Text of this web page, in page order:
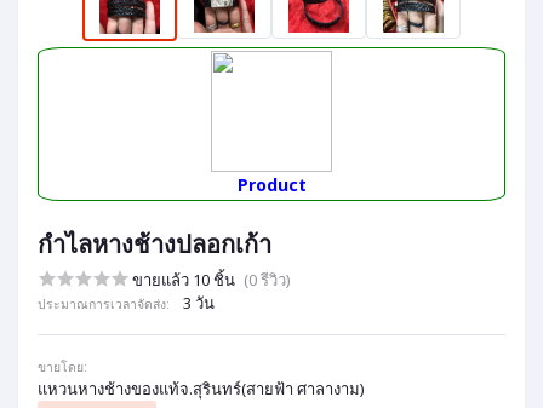
Product
กำไลหางช้างปลอกเก้า
ขายแล้ว 10 ชิ้น (0 รีวิว)
ประมาณการเวลาจัดส่ง: 3 วัน
ขายโดย:
แหวนหางช้างของแท้จ.สุรินทร์(สายฟ้า ศาลางาม)